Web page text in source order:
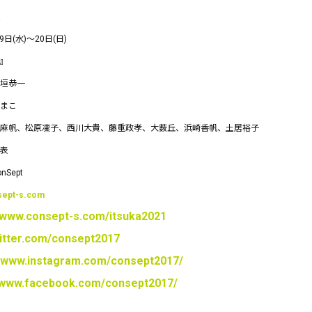
日(水)〜20日(日)
恭一
こ
帆、松原凜子、西川大貴、藤重政孝、大薮丘、浜崎香帆、土居裕子
s.com
s.com/itsuka2021
consept2017
consept2017/
consept2017/